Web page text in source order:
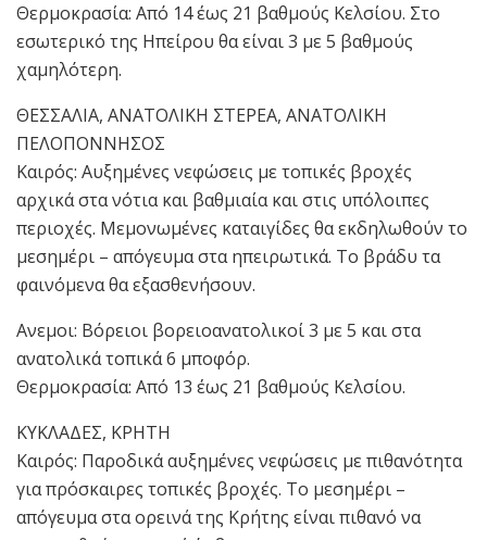
Θερμοκρασία: Από 14 έως 21 βαθμούς Κελσίου. Στο
εσωτερικό της Ηπείρου θα είναι 3 με 5 βαθμούς
χαμηλότερη.
ΘΕΣΣΑΛΙΑ, ΑΝΑΤΟΛΙΚΗ ΣΤΕΡΕΑ, ΑΝΑΤΟΛΙΚΗ
ΠΕΛΟΠΟΝΝΗΣΟΣ
Καιρός: Αυξημένες νεφώσεις με τοπικές βροχές
αρχικά στα νότια και βαθμιαία και στις υπόλοιπες
περιοχές. Μεμονωμένες καταιγίδες θα εκδηλωθούν το
μεσημέρι – απόγευμα στα ηπειρωτικά. Το βράδυ τα
φαινόμενα θα εξασθενήσουν.
Ανεμοι: Βόρειοι βορειοανατολικοί 3 με 5 και στα
ανατολικά τοπικά 6 μποφόρ.
Θερμοκρασία: Από 13 έως 21 βαθμούς Κελσίου.
ΚΥΚΛΑΔΕΣ, ΚΡΗΤΗ
Καιρός: Παροδικά αυξημένες νεφώσεις με πιθανότητα
για πρόσκαιρες τοπικές βροχές. Το μεσημέρι –
απόγευμα στα ορεινά της Κρήτης είναι πιθανό να